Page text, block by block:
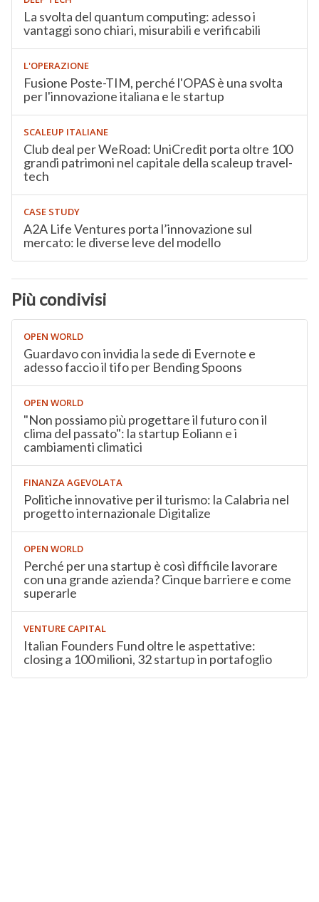
La svolta del quantum computing: adesso i
vantaggi sono chiari, misurabili e verificabili
L'OPERAZIONE
Fusione Poste-TIM, perché l'OPAS è una svolta
per l'innovazione italiana e le startup
SCALEUP ITALIANE
Club deal per WeRoad: UniCredit porta oltre 100
grandi patrimoni nel capitale della scaleup travel-
tech
CASE STUDY
A2A Life Ventures porta l’innovazione sul
mercato: le diverse leve del modello
Più condivisi
OPEN WORLD
Guardavo con invidia la sede di Evernote e
adesso faccio il tifo per Bending Spoons
OPEN WORLD
"Non possiamo più progettare il futuro con il
clima del passato": la startup Eoliann e i
cambiamenti climatici
FINANZA AGEVOLATA
Politiche innovative per il turismo: la Calabria nel
progetto internazionale Digitalize
OPEN WORLD
Perché per una startup è così difficile lavorare
con una grande azienda? Cinque barriere e come
superarle
VENTURE CAPITAL
Italian Founders Fund oltre le aspettative:
closing a 100 milioni, 32 startup in portafoglio